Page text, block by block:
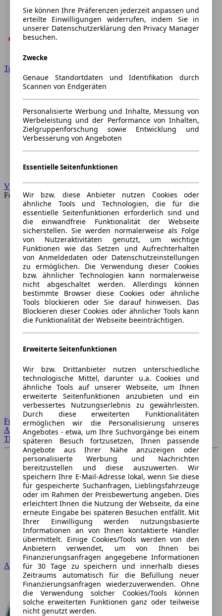
Toyota
VW
Forum
Forum Startseite
Alle Auto-Foren
Themen-Forum
Audi
Sie können Ihre Präferenzen jederzeit anpassen und
erteilte Einwilligungen widerrufen, indem Sie in
unserer Datenschutzerklärung den Privacy Manager
besuchen.
Zwecke
Genaue Standortdaten und Identifikation durch
Scannen von Endgeräten
Personalisierte Werbung und Inhalte, Messung von
Werbeleistung und der Performance von Inhalten,
Zielgruppenforschung sowie Entwicklung und
Verbesserung von Angeboten
Essentielle Seitenfunktionen
Wir bzw. diese Anbieter nutzen Cookies oder
ähnliche Tools und Technologien, die für die
essentielle Seitenfunktionen erforderlich sind und
die einwandfreie Funktionalität der Webseite
sicherstellen. Sie werden normalerweise als Folge
von Nutzeraktivitäten genutzt, um wichtige
Funktionen wie das Setzen und Aufrechterhalten
von Anmeldedaten oder Datenschutzeinstellungen
zu ermöglichen. Die Verwendung dieser Cookies
bzw. ähnlicher Technologien kann normalerweise
nicht abgeschaltet werden. Allerdings können
bestimmte Browser diese Cookies oder ähnliche
Tools blockieren oder Sie darauf hinweisen. Das
Blockieren dieser Cookies oder ähnlicher Tools kann
die Funktionalität der Webseite beeinträchtigen.
Erweiterte Seitenfunktionen
Wir bzw. Drittanbieter nutzen unterschiedliche
technologische Mittel, darunter u.a. Cookies und
ähnliche Tools auf unserer Webseite, um Ihnen
erweiterte Seitenfunktionen anzubieten und ein
verbessertes Nutzungserlebnis zu gewährleisten.
Durch diese erweiterten Funktionalitäten
ermöglichen wir die Personalisierung unseres
Angebotes - etwa, um Ihre Suchvorgänge bei einem
späteren Besuch fortzusetzen, Ihnen passende
Angebote aus Ihrer Nähe anzuzeigen oder
personalisierte Werbung und Nachrichten
bereitzustellen und diese auszuwerten. Wir
speichern Ihre E-Mail-Adresse lokal, wenn Sie diese
für gespeicherte Suchanfragen, Lieblingsfahrzeuge
oder im Rahmen der Preisbewertung angeben. Dies
erleichtert Ihnen die Nutzung der Webseite, da eine
erneute Eingabe bei späteren Besuchen entfällt. Mit
Ihrer Einwilligung werden nutzungsbasierte
Informationen an von Ihnen kontaktierte Händler
übermittelt. Einige Cookies/Tools werden von den
Anbietern verwendet, um von Ihnen bei
Finanzierungsanfragen angegebene Informationen
für 30 Tage zu speichern und innerhalb dieses
Zeitraums automatisch für die Befüllung neuer
Finanzierungsanfragen wiederzuverwenden. Ohne
die Verwendung solcher Cookies/Tools können
solche erweiterten Funktionen ganz oder teilweise
nicht genutzt werden.